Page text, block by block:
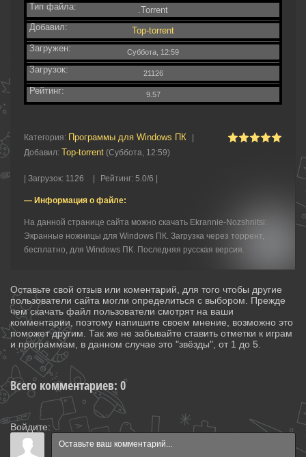
Тип файла:
.Torrent
Добавил:
Top-torrent
Загружен:
Суббота, 12:59
Загрузок: 21126
Рейтинг: 9.57
Категория: Программы для Windows ПК
Добавил: Top-torrent (Суббота, 12:59)
Загрузок: 1126 Рейтинг: 5.0/6 |
— Информация о файле:
На данной странице сайта можно скачать Ekrannie-Nozshnitsi:
Экранные ножницы для Windows ПК. Загрузка через торрент,
бесплатно, для Windows ПК. Последняя русская версия.
Оставьте свой отзыв или коментарий, для того чтобы другие
пользователи сайта могли определиться с выбором. Прежде
чем скачать файл пользователи смотрят на ваши
комментарии, поэтому напишите своем мнение, возможно это
поможет другим. Так же не забывайте ставить отметки к играм
и программам, в данном случае это "звёзды", от 1 до 5.
Всего комментариев: 0
Войдите: